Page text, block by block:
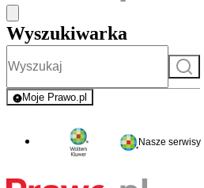
Wyszukiwarka
Szukaj
Moje Prawo.pl
- rejestracja i logowanie do serwisu
Nasze serwisy